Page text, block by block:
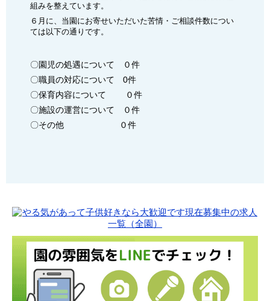
組みを整えています。
６月に、当園にお寄せいただいた苦情・ご相談件数につい
ては以下の通りです。
〇園児の処遇について ０件
〇職員の対応について 0件
〇保育内容について ０件
〇施設の運営について ０件
〇その他 ０件